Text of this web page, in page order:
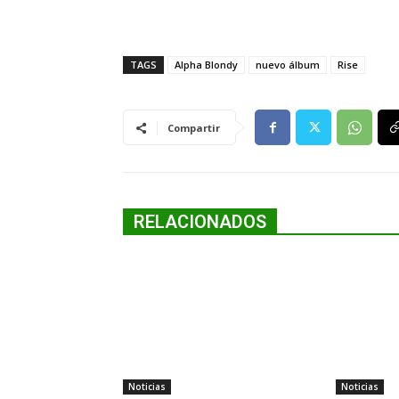
TAGS Alpha Blondy nuevo álbum Rise
Compartir
RELACIONADOS
Noticias Noticias